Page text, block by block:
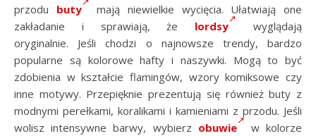
przodu buty
mają niewielkie wycięcia. Ułatwiają one
zakładanie i sprawiają, że lordsy
wyglądają
oryginalnie. Jeśli chodzi o najnowsze trendy, bardzo
popularne są kolorowe hafty i naszywki. Mogą to być
zdobienia w kształcie flamingów, wzory komiksowe czy
inne motywy. Przepięknie prezentują się również buty z
modnymi perełkami, koralikami i kamieniami z przodu. Jeśli
wolisz intensywne barwy, wybierz obuwie
w kolorze